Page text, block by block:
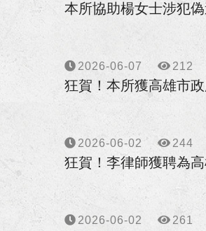
狂賀！本
狂賀！
狂賀！本
狂賀！
狂賀！本
狂賀！
狂賀！本
本所協助楊女士涉犯
2026-06-07 212
狂賀！本所獲高雄市
2026-06-02 244
狂賀！李律師獲聘為
2026-06-02 261